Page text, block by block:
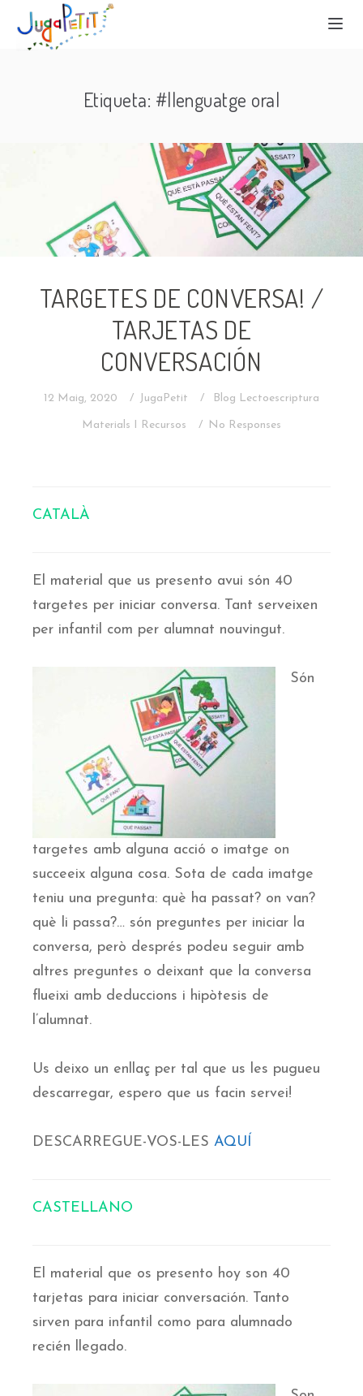
Etiqueta: #llenguatge oral
TARGETES DE CONVERSA! /
TARJETAS DE
CONVERSACIÓN
12 Maig, 2020 JugaPetit Blog Lectoescriptura
Materials I Recursos No Responses
CATALÀ
El material que us presento avui són 40
targetes per iniciar conversa. Tant serveixen
per infantil com per alumnat nouvingut.
Són
targetes amb alguna acció o imatge on
succeeix alguna cosa. Sota de cada imatge
teniu una pregunta: què ha passat? on van?
què li passa?… són preguntes per iniciar la
conversa, però després podeu seguir amb
altres preguntes o deixant que la conversa
flueixi amb deduccions i hipòtesis de
l’alumnat.
Us deixo un enllaç per tal que us les pugueu
descarregar, espero que us facin servei!
DESCARREGUE-VOS-LES AQUÍ
CASTELLANO
El material que os presento hoy son 40
tarjetas para iniciar conversación. Tanto
sirven para infantil como para alumnado
recién llegado.